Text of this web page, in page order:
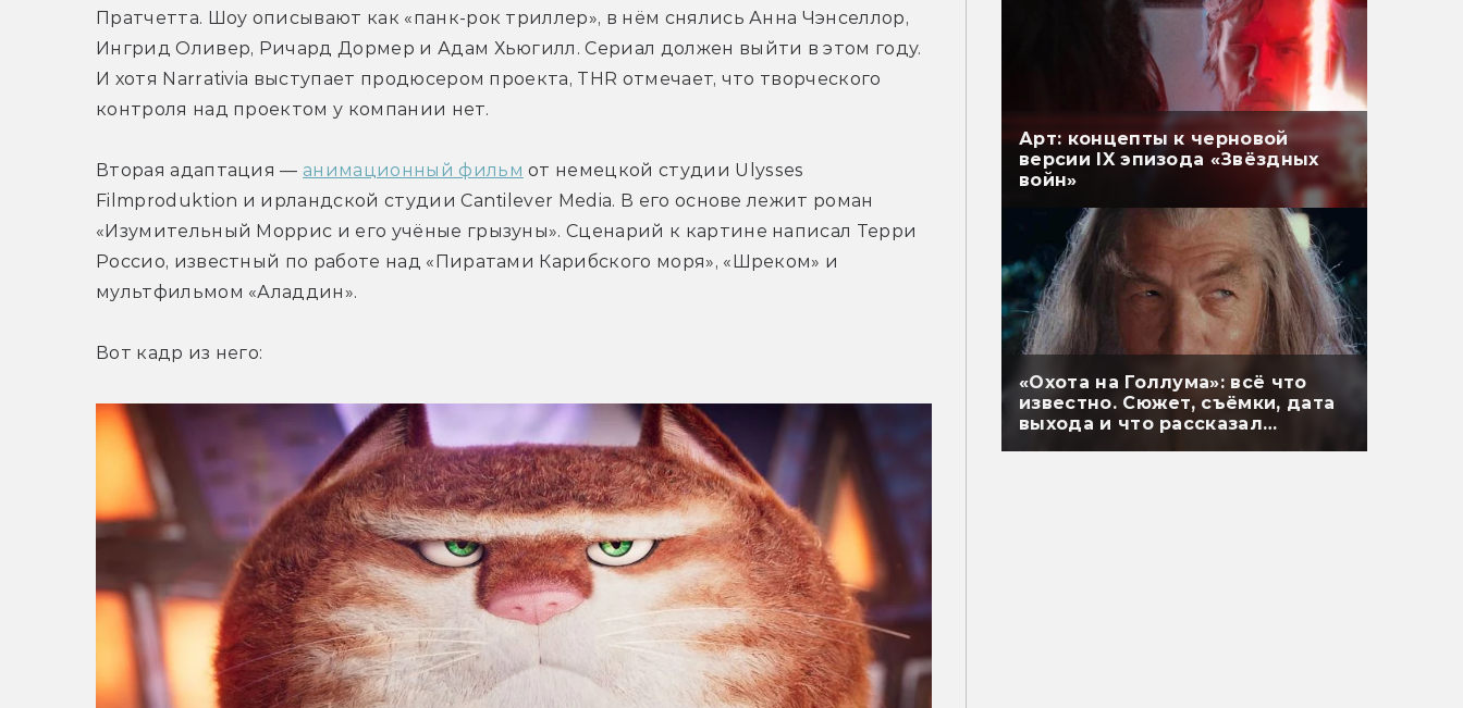
Пратчетта. Шоу описывают как «панк-рок триллер», в нём снялись Анна Чэнселлор,
Ингрид Оливер, Ричард Дормер и Адам Хьюгилл. Сериал должен выйти в этом году.
И хотя Narrativia выступает продюсером проекта, THR отмечает, что творческого
контроля над проектом у компании нет.
Вторая адаптация — анимационный фильм от немецкой студии Ulysses
Filmproduktion и ирландской студии Cantilever Media. В его основе лежит роман
«Изумительный Моррис и его учёные грызуны». Сценарий к картине написал Терри
Россио, известный по работе над «Пиратами Карибского моря», «Шреком» и
мультфильмом «Аладдин».
Вот кадр из него:
Арт: концепты к черновой
версии IX эпизода «Звёздных
войн»
«Охота на Голлума»: всё что
известно. Сюжет, съёмки, дата
выхода и что рассказал